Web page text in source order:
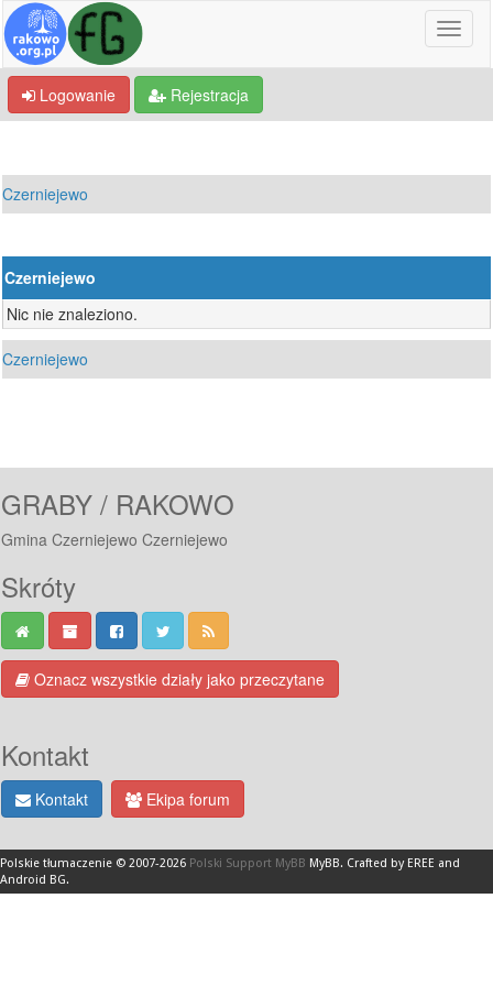
Logowanie Rejestracja
Czerniejewo
Czerniejewo
Nic nie znaleziono.
Czerniejewo
GRABY / RAKOWO
Gmina Czerniejewo Czerniejewo
Skróty
Oznacz wszystkie działy jako przeczytane
Kontakt
Kontakt Ekipa forum
Polskie tłumaczenie © 2007-2026 Polski Support MyBB MyBB. Crafted by EREE and
Android BG.